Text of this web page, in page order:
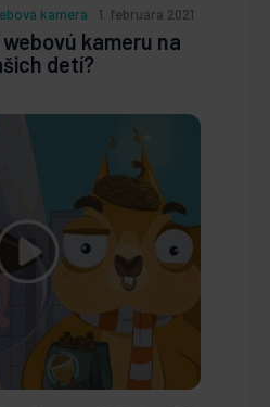
kamera 1. februára 2021
kameru na
detí?